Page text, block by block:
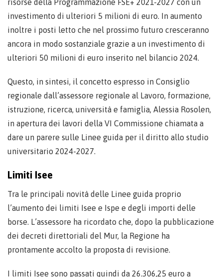
risorse della Programmazione FSE+ 2021-2027 con un
investimento di ulteriori 5 milioni di euro. In aumento
inoltre i posti letto che nel prossimo futuro cresceranno
ancora in modo sostanziale grazie a un investimento di
ulteriori 50 milioni di euro inserito nel bilancio 2024.
Questo, in sintesi, il concetto espresso in Consiglio
regionale dall’assessore regionale al Lavoro, formazione,
istruzione, ricerca, università e famiglia, Alessia Rosolen,
in apertura dei lavori della VI Commissione chiamata a
dare un parere sulle Linee guida per il diritto allo studio
universitario 2024-2027.
Limiti Isee
Tra le principali novità delle Linee guida proprio
l’aumento dei limiti Isee e Ispe e degli importi delle
borse. L’assessore ha ricordato che, dopo la pubblicazione
dei decreti direttoriali del Mur, la Regione ha
prontamente accolto la proposta di revisione.
I limiti Isee sono passati quindi da 26.306,25 euro a